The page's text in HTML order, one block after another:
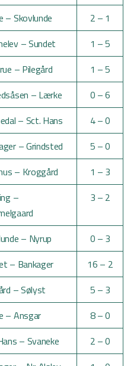
– Skovlunde
2 – 1
– Sundet
1 – 5
– Pilegård
1 – 5
– Lærke
0 – 6
– Sct. Hans
4 – 0
– Grindsted
5 – 0
– Kroggård
1 – 3
–
3 – 2
– Nyrup
0 – 3
– Bankager
16 – 2
– Sølyst
5 – 3
– Ansgar
8 – 0
– Svaneke
2 – 0